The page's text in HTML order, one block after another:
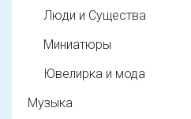
Люди и Существа
Миниатюры
Ювелирка и мода
Музыка